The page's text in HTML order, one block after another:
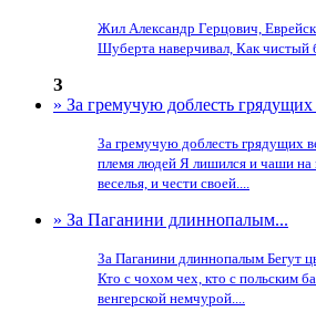
Жил Александр Герцович,
Шуберта наверчивал, Как чистый
З
» За гремучую доблесть грядущих
За гремучую доблесть грядущих
племя людей Я лишился и чаши на
веселья, и чести своей....
» За Паганини длиннопалым...
За Паганини длиннопалым Бегут
Кто с чохом чех, кто с польским
венгерской немчурой....